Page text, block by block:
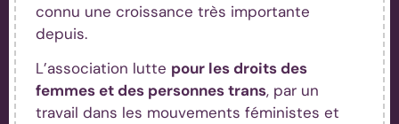
connu une croissance très importante
depuis.
L’association lutte pour les droits des
femmes et des personnes trans, par un
travail dans les mouvements féministes et